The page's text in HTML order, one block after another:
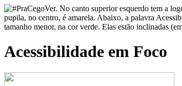
Acessibilidade em Foco